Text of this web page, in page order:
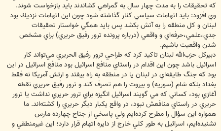
كه تحقيقات را به مدت چهار سال به گمراهي كشاندند بايد بازخواست شوند.
وي افزود: بايد اتهامات سياسي كنار گذاشته شود چون اين اتهامات نزديك بود
لبنان و كل منطقه را به آتش بكشد پس بايد همگي خواستار تحقيقات
جدي،علمي،حرفه‌اي و واقعي (درباره پرونده ترور رفيق حريري) براي مشخص
شدن واقعيت باشيم.
دبيركل حزب‌الله لبنان تاكيد كرد كه طراحي ترور رفيق الحريري مي‌تواند كار
اسرائيل باشد چون اين اقدام در راستاي منافع اسرائيل بود منافع اسرائيل در اين
بود كه جنگ طايفه‌اي در لبنان يا در منطقه به راه بيفتد و ارتش آمريكا نه فقط
بغداد بلكه شام (سوريه) و بيروت را هم تصرف كند و ترور رفيق حريري نقطه
آغازي بود،‌ كساني كه مي گويند اسرائيل انگيزه براي ترور حريري نداشت يا ترور
حريري در راستاي منافعش نبود، در واقع يكبار ديگر حريري را كشته‌اند. ما
همواره اين سؤال را مطرح كرده‌ايم ولي پاسخي از جناح چهارده مارس
نشنيده‌ايم، اسرائيل به طور كلي خارج از دايره اتهام قرار دارد؛ اين غيرمنطقي و